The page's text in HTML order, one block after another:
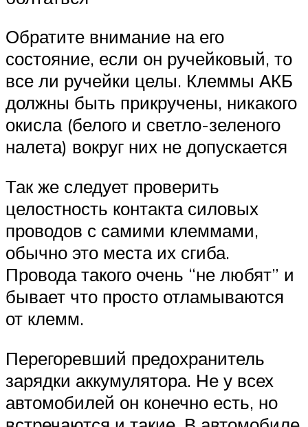
Обратите внимание на его
состояние, если он ручейковый, то
все ли ручейки целы. Клеммы АКБ
должны быть прикручены, никакого
окисла (белого и светло-зеленого
налета) вокруг них не допускается
Так же следует проверить
целостность контакта силовых
проводов с самими клеммами,
обычно это места их сгиба.
Провода такого очень “не любят” и
бывает что просто отламываются
от клемм.
Перегоревший предохранитель
зарядки аккумулятора. Не у всех
автомобилей он конечно есть, но